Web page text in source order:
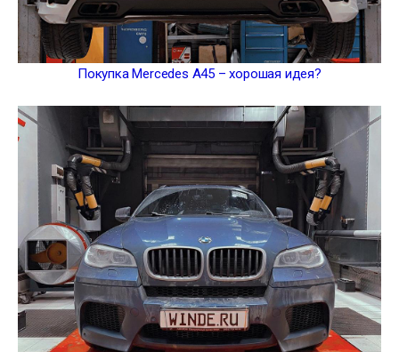
Покупка Mercedes A45 – хорошая идея?